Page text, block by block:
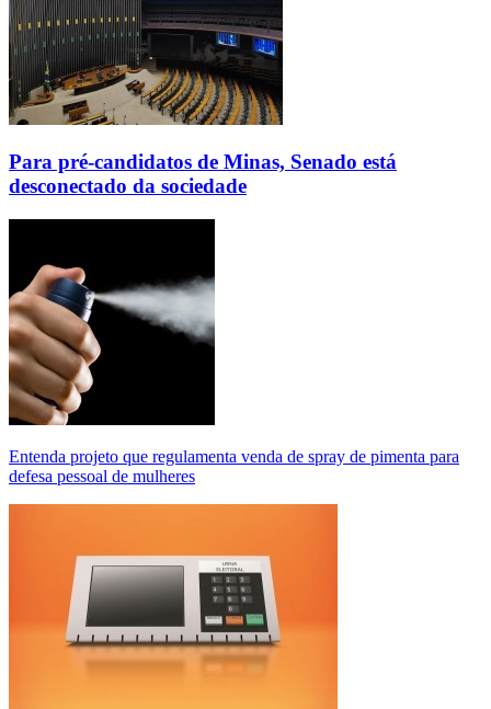
Para pré-candidatos de Minas, Senado está
desconectado da sociedade
Entenda projeto que regulamenta venda de spray de pimenta para
defesa pessoal de mulheres